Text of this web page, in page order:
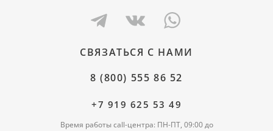
СВЯЗАТЬСЯ С НАМИ
8 (800) 555 86 52
+7 919 625 53 49
Время работы call-центра: ПН-ПТ, 09:00 до